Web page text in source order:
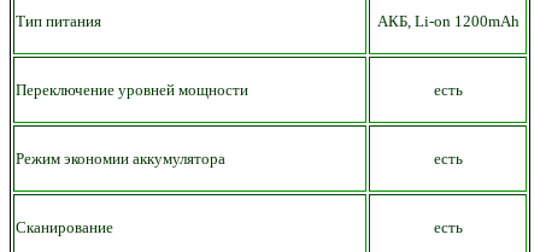
Тип питания АКБ, Li-on1200mAh
Переключение уровней мощности есть
Режим экономии аккумулятора есть
Сканирование есть